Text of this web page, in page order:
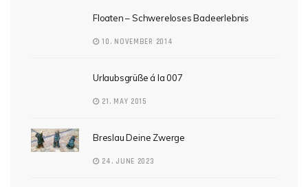
Floaten – Schwereloses Badeerlebnis
10. NOVEMBER 2014
Urlaubsgrüße á la 007
21. MAY 2015
Breslau Deine Zwerge
24. JUNE 2023